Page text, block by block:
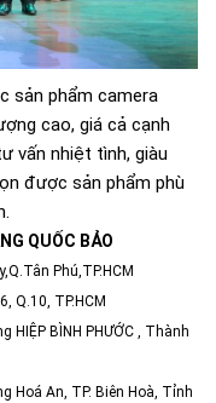
sản phẩm camera
cao, giá cả cạnh
vấn nhiệt tình, giàu
được sản phẩm phù
QUỐC BẢO
Phú,TP.HCM
Q.10, TP.HCM
HIỆP BÌNH PHƯỚC , Thành
Hoá An, TP. Biên Hoà, Tỉnh